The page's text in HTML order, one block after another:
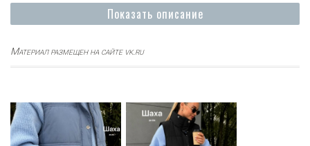
Показать описание
Материал размещен на сайте vk.ru